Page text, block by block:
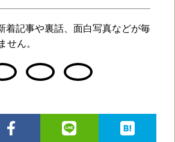
着記事や裏話、面白写真などが毎
せん。